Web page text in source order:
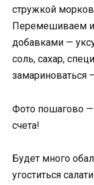
стружкой
Перемешиваем
добавками —
соль, сахар,
замариноваться
Фото пошагово —
счета!
Будет много
угоститься